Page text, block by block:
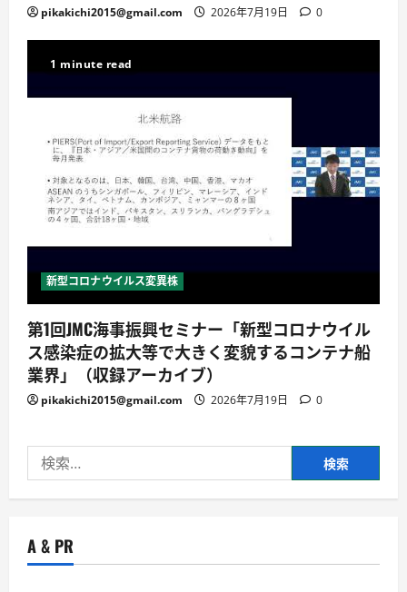
pikakichi2015@gmail.com 2026年7月19日 0
1 minute read
新型コロナウイルス変異株
第1回JMC海事振興セミナー「新型コロナウイル
ス感染症の拡大等で大きく変貌するコンテナ船
業界」（収録アーカイブ）
pikakichi2015@gmail.com 2026年7月19日 0
索:
A & PR